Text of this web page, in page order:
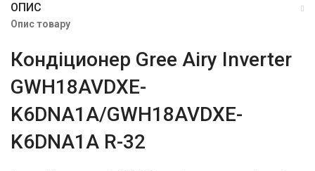
ОПИС
Опис товару
Кондіционер Gree Airy Inverter
GWH18AVDXE-
K6DNA1A/GWH18AVDXE-
K6DNA1A R-32